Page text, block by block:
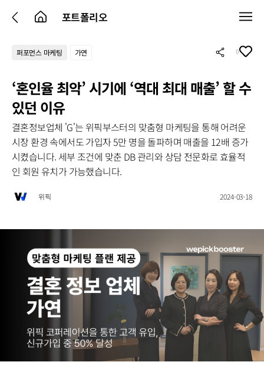
포트폴리오
퍼포먼스 마케팅 가연 0
‘혼인율 최악’ 시기에 ‘역대 최대 매출’ 할 수
있던 이유
결혼정보업체 'G'는 위픽부스터의 맞춤형 마케팅을 통해 어려운
시장 환경 속에서도 가입자 5만 명을 돌파하며 매출을 12배 증가
시켰습니다. 세부 조건에 맞춘 DB 관리와 상담 전문화로 효율적
인 회원 유치가 가능했습니다.
위픽 2024-03-18